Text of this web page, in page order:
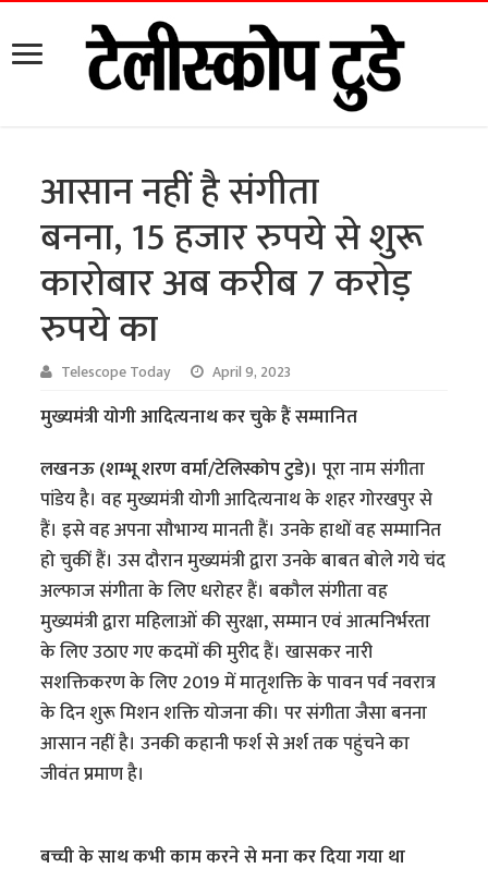
आसान नहीं है संगीता
बनना, 15 हजार रुपये से शुरू
कारोबार अब करीब 7 करोड़
रुपये का
Telescope Today April 9, 2023
मुख्यमंत्री योगी आदित्यनाथ कर चुके हैं सम्मानित
लखनऊ (शम्भू शरण वर्मा/टेलिस्कोप टुडे)।पूरा नाम संगीता
पांडेय है। वह मुख्यमंत्री योगी आदित्यनाथ के शहर गोरखपुर से
हैं। इसे वह अपना सौभाग्य मानती हैं। उनके हाथों वह सम्मानित
हो चुकीं हैं। उस दौरान मुख्यमंत्री द्वारा उनके बाबत बोले गये चंद
अल्फाज संगीता के लिए धरोहर हैं। बकौल संगीता वह
मुख्यमंत्री द्वारा महिलाओं की सुरक्षा, सम्मान एवं आत्मनिर्भरता
के लिए उठाए गए कदमों की मुरीद हैं। खासकर नारी
सशक्तिकरण के लिए 2019 में मातृशक्ति के पावन पर्व नवरात्र
के दिन शुरू मिशन शक्ति योजना की। पर संगीता जैसा बनना
आसान नहीं है। उनकी कहानी फर्श से अर्श तक पहुंचने का
जीवंत प्रमाण है।
बच्ची के साथ कभी काम करने से मना कर दिया गया था